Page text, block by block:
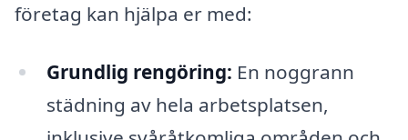
företag kan hjälpa er med:
Grundlig rengöring: En noggrann
städning av hela arbetsplatsen,